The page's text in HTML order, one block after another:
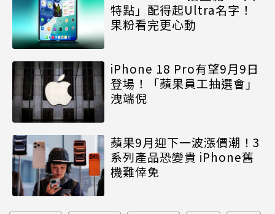
特點」配得起Ultra名字！
果粉看完更心動
iPhone 18 Pro有望9月9日
登場！「蘋果員工抽選會」
洩端倪
蘋果9月迎下一波漲價潮！3
系列產品恐變貴 iPhone舊
機難倖免